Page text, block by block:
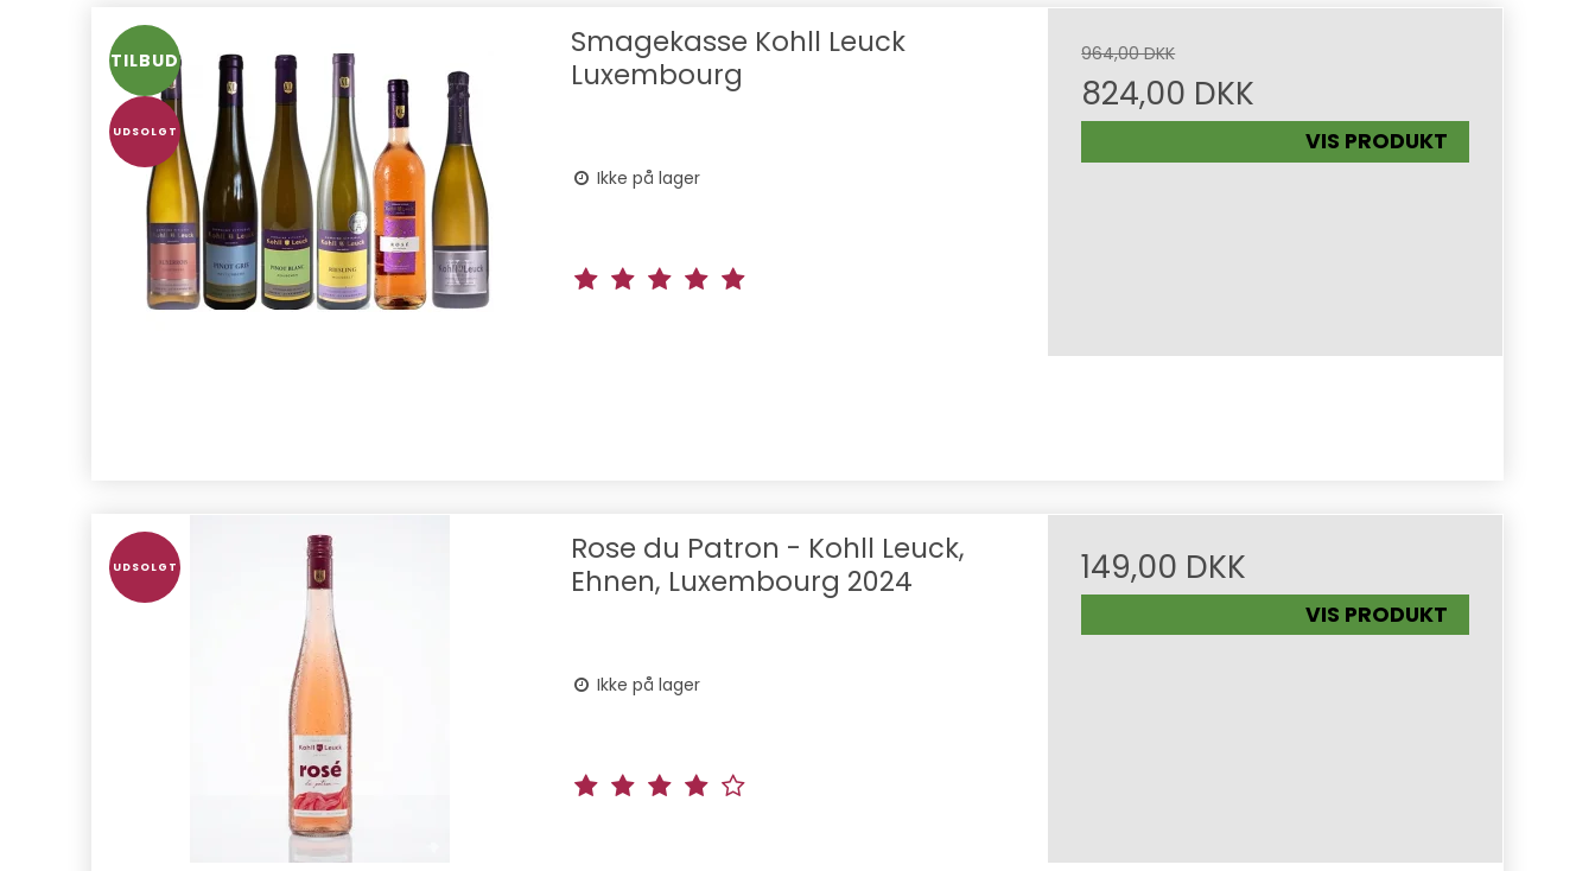
TILBUD
UDSOLGT
Smagekasse Kohll Leuck
Luxembourg
Ikke på lager
964,00 DKK
824,00 DKK
VIS PRODUKT
UDSOLGT
Rose du Patron - Kohll Leuck,
Ehnen, Luxembourg 2024
Ikke på lager
149,00 DKK
VIS PRODUKT